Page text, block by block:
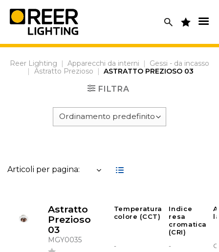
content
Reer Lighting | Apparecchi da interni |
Gessi - da incasso
|
Astratto Prezioso | ASTRATTO PREZIOSO 03
FILTRA
Articoli per pagina:
Astratto
Prezioso
03
MGY0035
Temperatura
colore (CCT)
Indice
resa
cromatica
(CRI)
- -